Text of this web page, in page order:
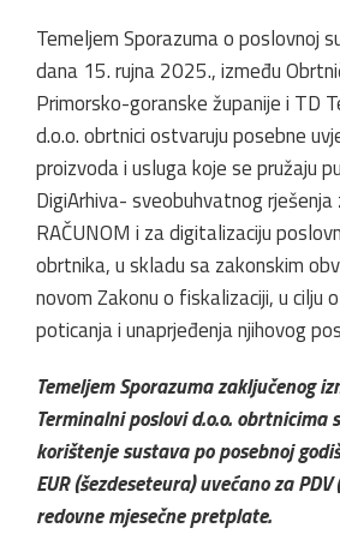
Temeljem Sporazuma o poslovnoj
dana 15. rujna 2025., između
Primorsko-goranske županije i TD
d.o.o. obrtnici ostvaruju posebne
proizvoda i usluga koje se pružaju
DigiArhiva- sveobuhvatnog
RAČUNOM i za digitalizaciju
obrtnika, u skladu sa zakonskim
novom Zakonu o fiskalizaciji, u cilju
poticanja i unaprjeđenja njihovog
Temeljem Sporazuma zaključenog
Terminalni poslovi d.o.o. obrtnicima
korištenje sustava po posebnoj
EUR (šezdeseteura) uvećano za
redovne mjesečne pretplate.